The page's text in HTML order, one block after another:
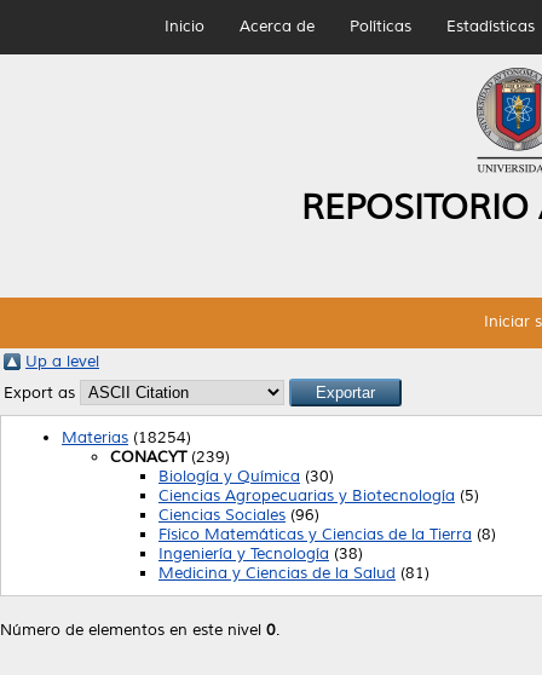
Inicio Acerca de Políticas Estadísticas
Iniciar
Up a level
Export as
Materias (18254)
CONACYT(239)
Biología y Química (30)
Ciencias Agropecuarias y Biotecnología (5)
Ciencias Sociales (96)
Físico Matemáticas y Ciencias de la Tierra (8)
Ingeniería y Tecnología (38)
Medicina y Ciencias de la Salud (81)
Número de elementos en este nivel 0.